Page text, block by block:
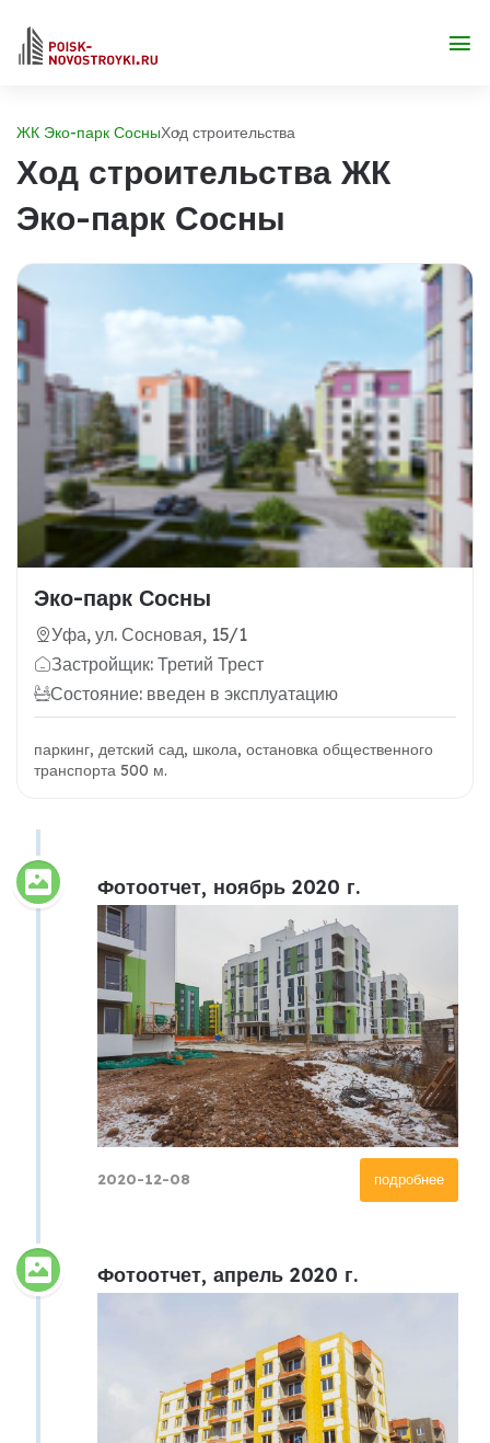
ЖК Эко-парк СосныХод строительства
Ход строительства ЖК
Эко-парк Сосны
Эко-парк Сосны
Уфа, ул. Сосновая, 15/1
Застройщик: Третий Трест
Состояние: введен в эксплуатацию
паркинг, детский сад, школа, остановка общественного
транспорта 500 м.
Фотоотчет, ноябрь 2020 г.
подробнее
2020-12-08
Фотоотчет, апрель 2020 г.